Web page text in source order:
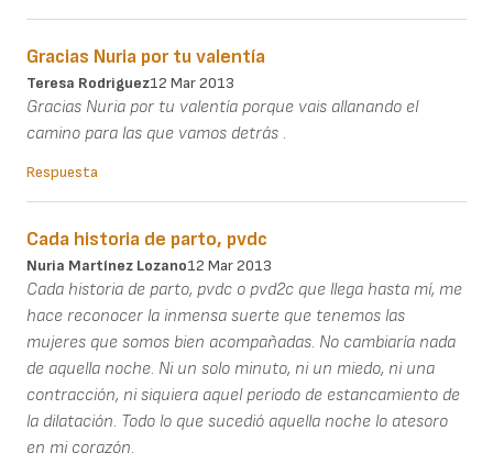
Gracias Nuria por tu valentía
Teresa Rodriguez12 Mar 2013
Gracias Nuria por tu valentía porque vais allanando el
camino para las que vamos detrás .
Respuesta
Cada historia de parto, pvdc
Nuria Martínez Lozano12 Mar 2013
Cada historia de parto, pvdc o pvd2c que llega hasta mí, me
hace reconocer la inmensa suerte que tenemos las
mujeres que somos bien acompañadas. No cambiaría nada
de aquella noche. Ni un solo minuto, ni un miedo, ni una
contracción, ni siquiera aquel periodo de estancamiento de
la dilatación. Todo lo que sucedió aquella noche lo atesoro
en mi corazón.